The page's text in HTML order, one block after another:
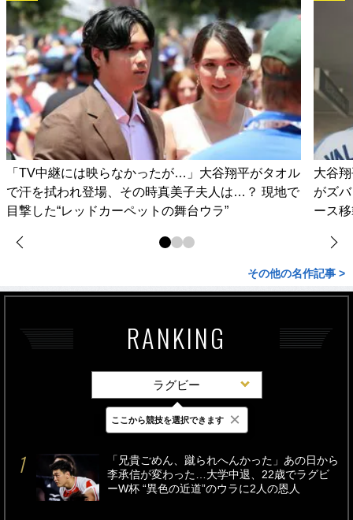
「TV中継には映らなかったが…」大谷翔平がタオル
で汗を拭われ登場、その時真美子夫人は…？ 現地で
目撃した“レッドカーペットの舞台ウラ”
大谷
がズ
ース
その他の名作記事 >
RANKING
ラグビー
最新 24時間 週間
「兄貴ごめん、蹴られへんかった」あの日から
李承信が変わった…大学中退、22歳でラグビ
ーW杯 “異色の近道”のウラに2人の恩人
ここから競技を選択できます ×